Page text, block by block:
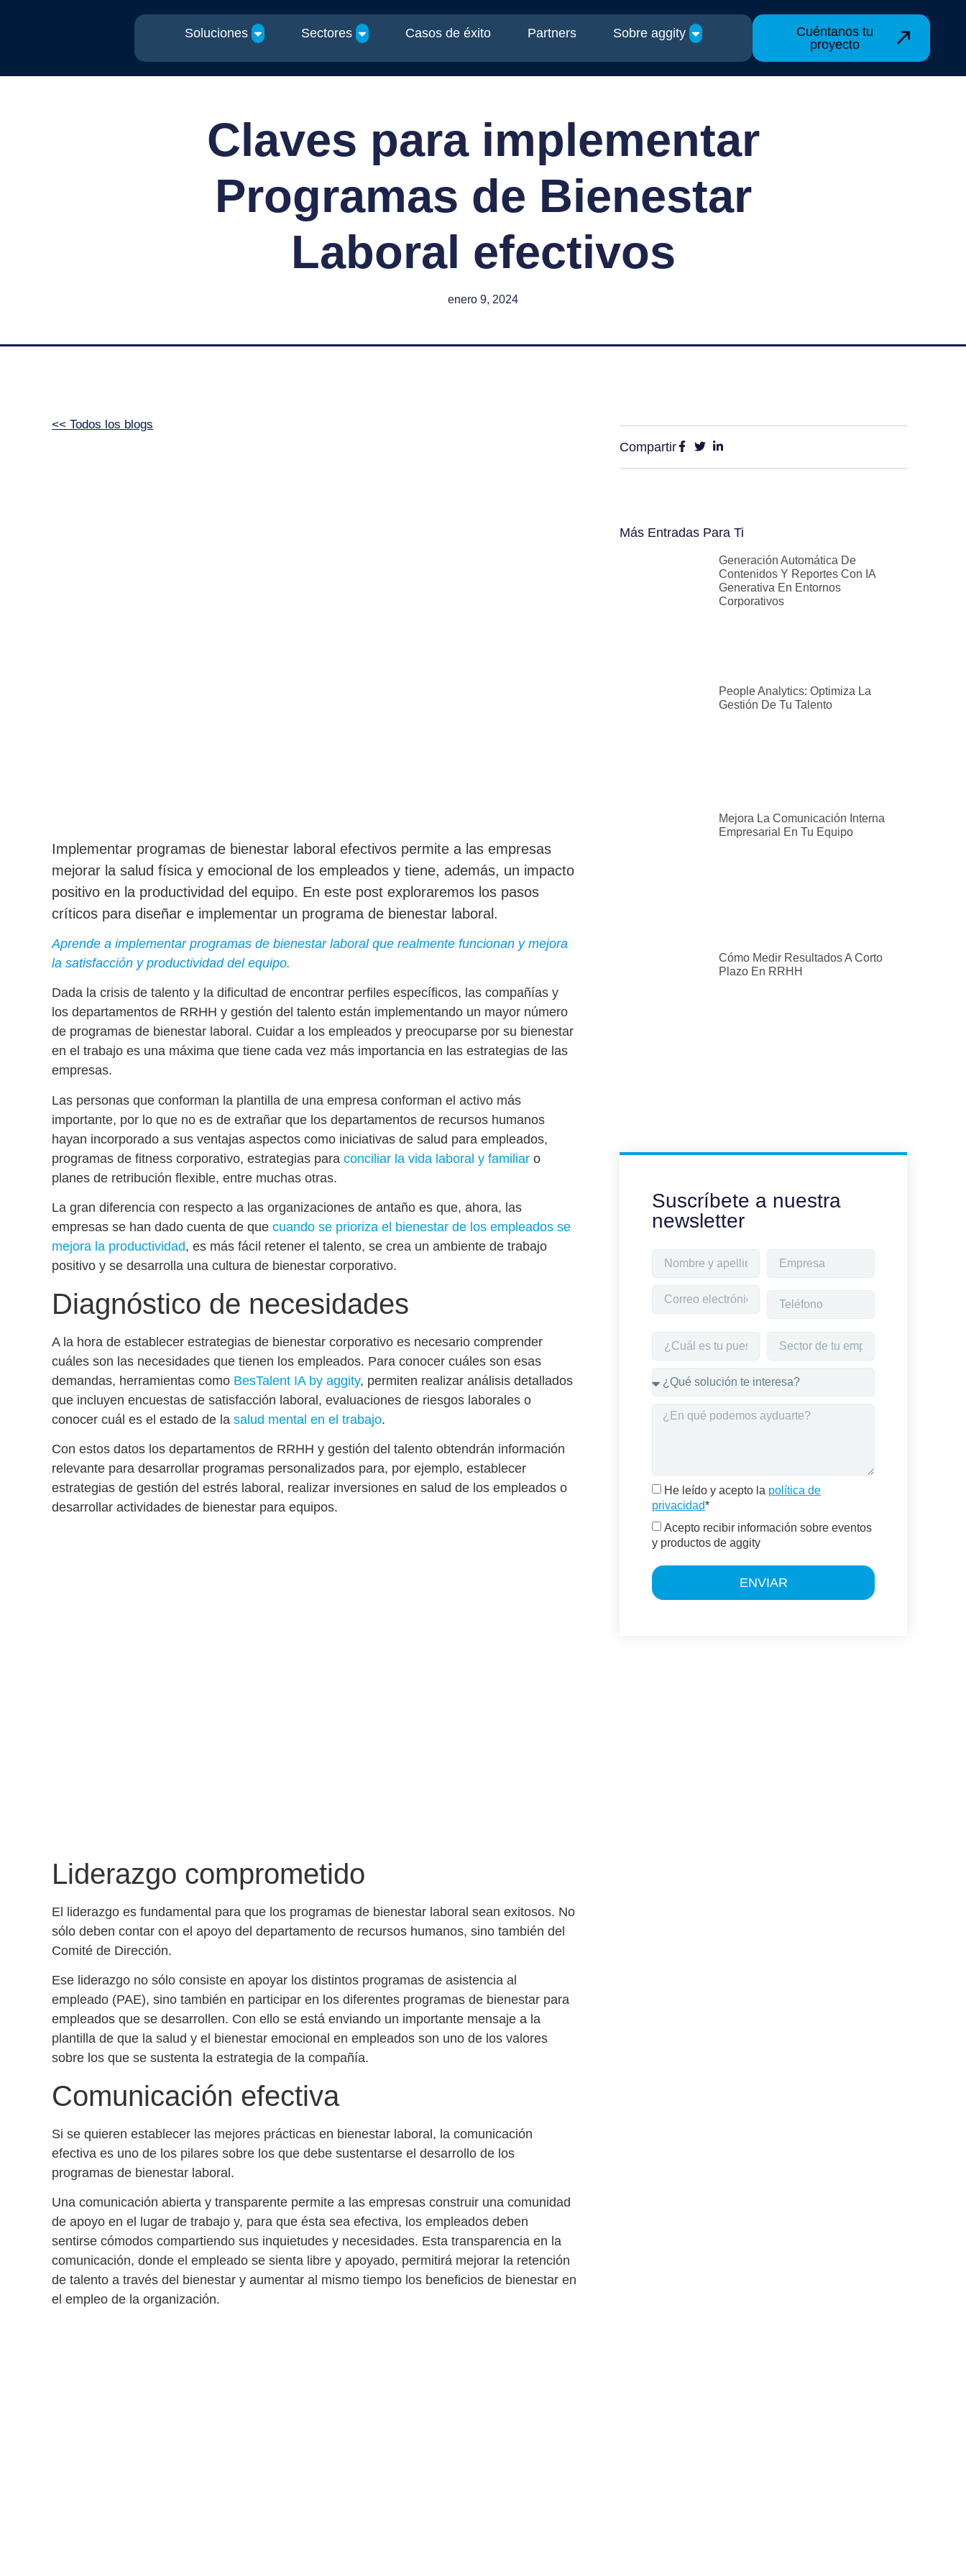
Soluciones Sectores Casos de éxito Partners Sobre aggity
Cuéntanos tu
proyecto
Claves para implementar
Programas de Bienestar
Laboral efectivos
enero 9, 2024
<< Todos los blogs
Implementar programas de bienestar laboral efectivos permite a las empresas
mejorar la salud física y emocional de los empleados y tiene, además, un impacto
positivo en la productividad del equipo. En este post exploraremos los pasos
críticos para diseñar e implementar un programa de bienestar laboral.
Aprende a implementar programas de bienestar laboral que realmente funcionan y mejora
la satisfacción y productividad del equipo.
Dada la crisis de talento y la dificultad de encontrar perfiles específicos, las compañías y
los departamentos de RRHH y gestión del talento están implementando un mayor número
de programas de bienestar laboral . Cuidar a los empleados y preocuparse por su bienestar
en el trabajo es una máxima que tiene cada vez más importancia en las estrategias de las
empresas.
Las personas que conforman la plantilla de una empresa conforman el activo más
importante, por lo que no es de extrañar que los departamentos de recursos humanos
hayan incorporado a sus ventajas aspectos como iniciativas de salud para empleados,
programas de fitness corporativo, estrategias para conciliar la vida laboral y familiar o
planes de retribución flexible, entre muchas otras.
La gran diferencia con respecto a las organizaciones de antaño es que, ahora, las
empresas se han dado cuenta de que cuando se prioriza el bienestar de los empleados se
mejora la productividad, es más fácil retener el talento, se crea un ambiente de trabajo
positivo y se desarrolla una cultura de bienestar corporativo.
Diagnóstico de necesidades
A la hora de establecer estrategias de bienestar corporativo es necesario comprender
cuáles son las necesidades que tienen los empleados. Para conocer cuáles son esas
demandas, herramientas como BesTalent IA by aggity, permiten realizar análisis detallados
que incluyen encuestas de satisfacción laboral, evaluaciones de riesgos laborales o
conocer cuál es el estado de la salud mental en el trabajo.
Con estos datos los departamentos de RRHH y gestión del talento obtendrán información
relevante para desarrollar programas personalizados para, por ejemplo, establecer
estrategias de gestión del estrés laboral , realizar inversiones en salud de los empleados o
desarrollar actividades de bienestar para equipos.
Liderazgo comprometido
El liderazgo es fundamental para que los programas de bienestar laboral sean exitosos. No
sólo deben contar con el apoyo del departamento de recursos humanos, sino también del
Comité de Dirección.
Ese liderazgo no sólo consiste en apoyar los distintos programas de asistencia al
empleado (PAE), sino también en participar en los diferentes programas de bienestar para
empleados que se desarrollen. Con ello se está enviando un importante mensaje a la
plantilla de que la salud y el bienestar emocional en empleados son uno de los valores
sobre los que se sustenta la estrategia de la compañía.
Comunicación efectiva
Si se quieren establecer las mejores prácticas en bienestar laboral, la comunicación
efectiva es uno de los pilares sobre los que debe sustentarse el desarrollo de los
programas de bienestar laboral.
Una comunicación abierta y transparente permite a las empresas construir una comunidad
de apoyo en el lugar de trabajo y, para que ésta sea efectiva, los empleados deben
sentirse cómodos compartiendo sus inquietudes y necesidades. Esta transparencia en la
comunicación, donde el empleado se sienta libre y apoyado, permitirá mejorar la retención
de talento a través del bienestar y aumentar al mismo tiempo los beneficios de bienestar en
el empleo de la organización.
Compartir
Más Entradas Para Ti
Generación Automática De
Contenidos Y Reportes Con IA
Generativa En Entornos
Corporativos
People Analytics: Optimiza La
Gestión De Tu Talento
Mejora La Comunicación Interna
Empresarial En Tu Equipo
Cómo Medir Resultados A Corto
Plazo En RRHH
Suscríbete a nuestra
newsletter
He leído y acepto la política de
privacidad*
Acepto recibir información sobre eventos
y productos de aggity
ENVIAR